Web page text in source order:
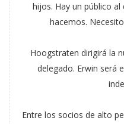
hijos. Hay un público
hacemos.
Hoogstraten dirigirá la
delegado. Erwin será
Entre los socios de alto